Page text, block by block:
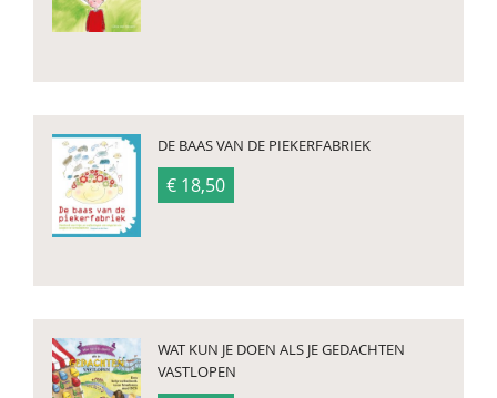
DE BAAS VAN DE PIEKERFABRIEK
€ 18,50
WAT KUN JE DOEN ALS JE GEDACHTEN
VASTLOPEN